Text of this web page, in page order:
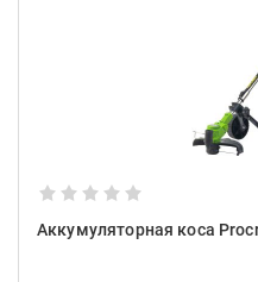
Аккумуляторная коса